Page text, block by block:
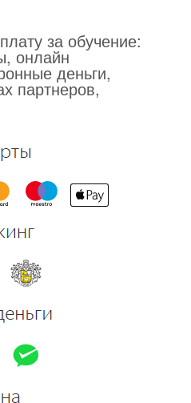
за обучение:
онлайн
деньги,
партнеров,